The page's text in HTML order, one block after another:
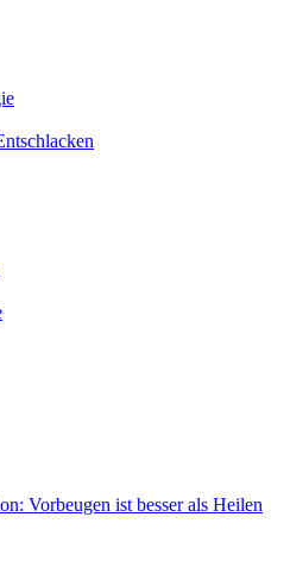
Vorbeugen ist besser als Heilen